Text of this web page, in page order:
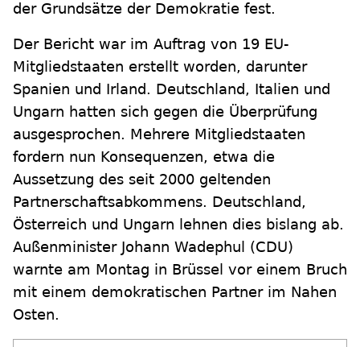
der Grundsätze der Demokratie fest.
Der Bericht war im Auftrag von 19 EU-
Mitgliedstaaten erstellt worden, darunter
Spanien und Irland. Deutschland, Italien und
Ungarn hatten sich gegen die Überprüfung
ausgesprochen. Mehrere Mitgliedstaaten
fordern nun Konsequenzen, etwa die
Aussetzung des seit 2000 geltenden
Partnerschaftsabkommens. Deutschland,
Österreich und Ungarn lehnen dies bislang ab.
Außenminister Johann Wadephul (CDU)
warnte am Montag in Brüssel vor einem Bruch
mit einem demokratischen Partner im Nahen
Osten.